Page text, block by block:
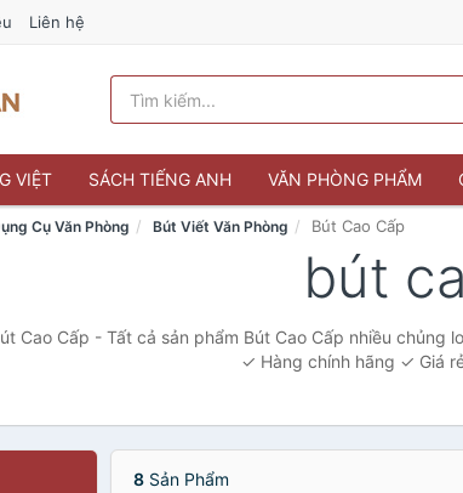
Liên hệ
VIỆT SÁCH TIẾNG ANH VĂN PHÒNG PHẨM
Cụ Văn Phòng Bút Viết Văn Phòng Bút Cao Cấp
bút
Cao Cấp - Tất cả sản phẩm Bút Cao Cấp nhiều chủng
✓ Hàng chính hãng ✓ Giá
8Sản Phẩm